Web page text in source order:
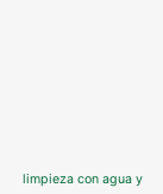
limpieza con agua y